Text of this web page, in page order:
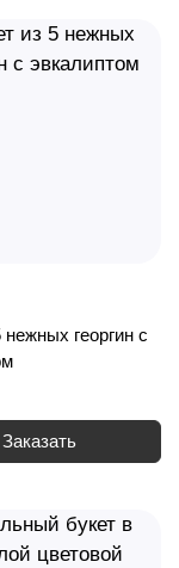
нежных георгин с
Заказать